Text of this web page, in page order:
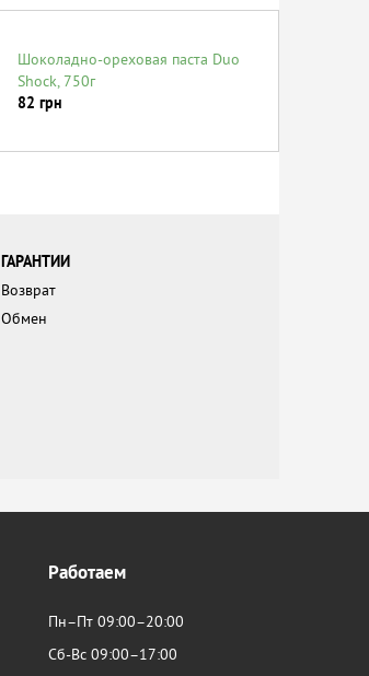
Шоколадно-ореховая паста Duo
Shock, 750г
82 грн
ГАРАНТИИ
Возврат
Обмен
Работаем
Пн–Пт 09:00–20:00
Сб-Вс 09:00–17:00